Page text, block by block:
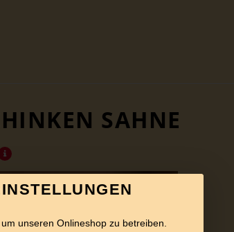
SAHNE
unseren Onlineshop zu betreiben.